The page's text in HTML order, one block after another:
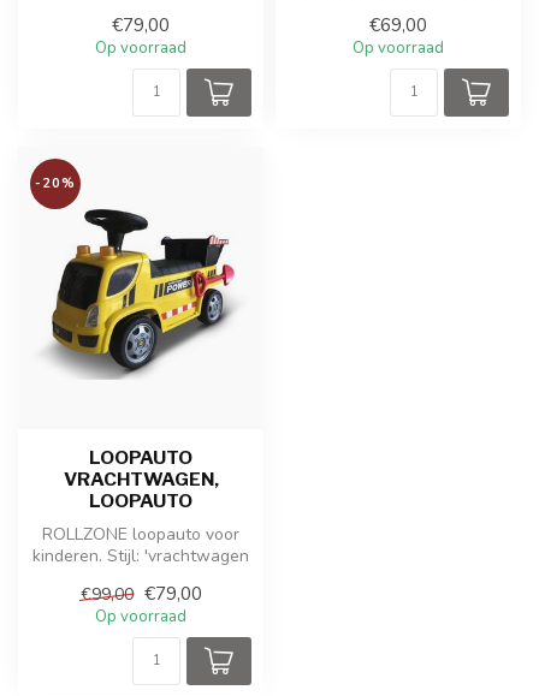
€79,00
Op voorraad
...
€69,00
Op voorraad
-20%
LOOPAUTO
VRACHTWAGEN,
LOOPAUTO
ROLLZONE loopauto voor
kinderen. Stijl: 'vrachtwagen
Met...
€99,00 €79,00
Op voorraad